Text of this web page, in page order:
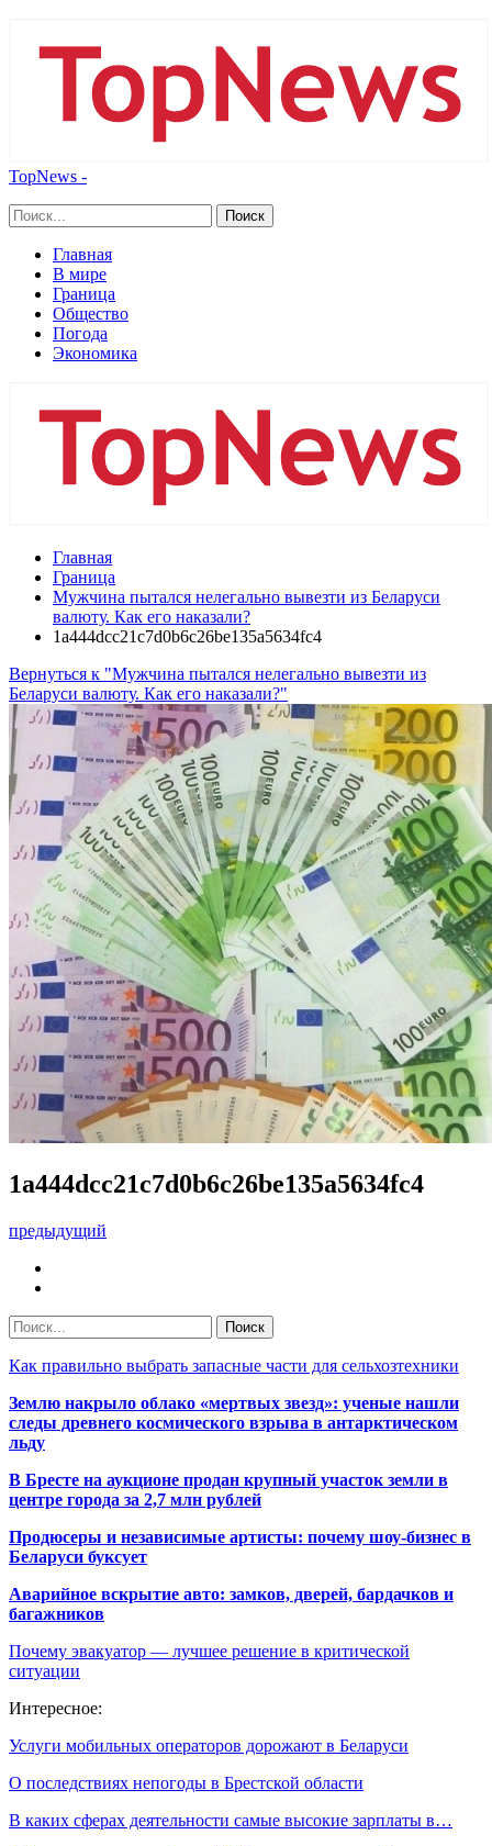
TopNews -
Главная
В мире
Граница
Общество
Погода
Экономика
Главная
Граница
Мужчина пытался нелегально вывезти из Беларуси
валюту. Как его наказали?
1a444dcc21c7d0b6c26be135a5634fc4
Вернуться к "Мужчина пытался нелегально вывезти из
Беларуси валюту. Как его наказали?"
1a444dcc21c7d0b6c26be135a5634fc4
предыдущий
Как правильно выбрать запасные части для сельхозтехники
Землю накрыло облако «мертвых звезд»: ученые нашли
следы древнего космического взрыва в антарктическом
льду
В Бресте на аукционе продан крупный участок земли в
центре города за 2,7 млн рублей
Продюсеры и независимые артисты: почему шоу-бизнес в
Беларуси буксует
Аварийное вскрытие авто: замков, дверей, бардачков и
багажников
Почему эвакуатор — лучшее решение в критической
ситуации
Интересное:
Услуги мобильных операторов дорожают в Беларуси
О последствиях непогоды в Брестской области
В каких сферах деятельности самые высокие зарплаты в…